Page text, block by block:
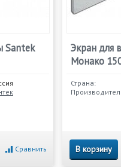
Santek
Сравнить
Экран для
Монако
Страна:
В корзину